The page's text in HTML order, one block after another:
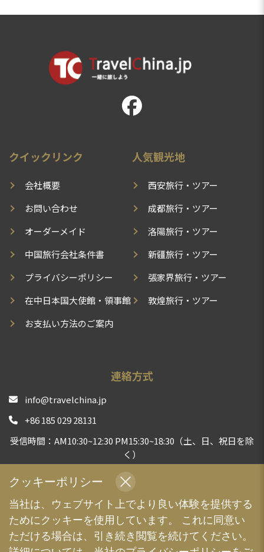
クイックリンク
会社概要
お問い合わせ
オーダーメイド
中国旅行会社条件書
プライバシーポリシー
在中日本国大使館・領事館
お支払い方法のご案内
人気観光地
西安旅行・ツアー
成都旅行・ツアー
洛陽旅行・ツアー
新疆旅行・ツアー
張家界旅行・ツアー
敦煌旅行・ツアー
連絡方式
info@travelchina.jp
+86 185 029 28131
受信時間：AM10:30~12:30 PM15:30~18:30（土、日、祝日を除
く）
中国現地旅行会社として、安心安全な旅行体験をお届けする
よう、全力でサポートいたします | TravelChina
クッキーポリシー
当社は、ウェブサイト上でより良い体験を提供する
ためにクッキーを使用しています。 これに同意い
ただける場合は、引き続き閲覧を続けてください。